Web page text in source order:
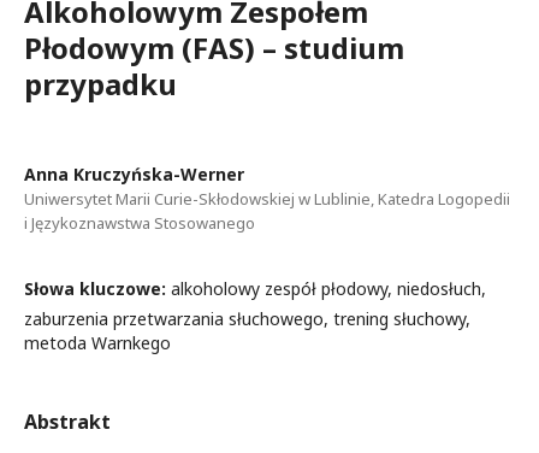
Alkoholowym Zespołem
Płodowym (FAS) – studium
przypadku
Anna Kruczyńska-Werner
Uniwersytet Marii Curie-Skłodowskiej w Lublinie, Katedra Logopedii
i Językoznawstwa Stosowanego
Słowa kluczowe: alkoholowy zespół płodowy, niedosłuch,
zaburzenia przetwarzania słuchowego, trening słuchowy,
metoda Warnkego
Abstrakt